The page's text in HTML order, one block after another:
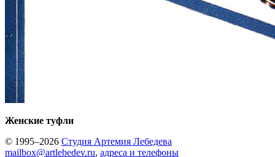
Женские туфли
© 1995–2026 Студия Артемия Лебедева
mailbox@artlebedev.ru, адреса и телефоны